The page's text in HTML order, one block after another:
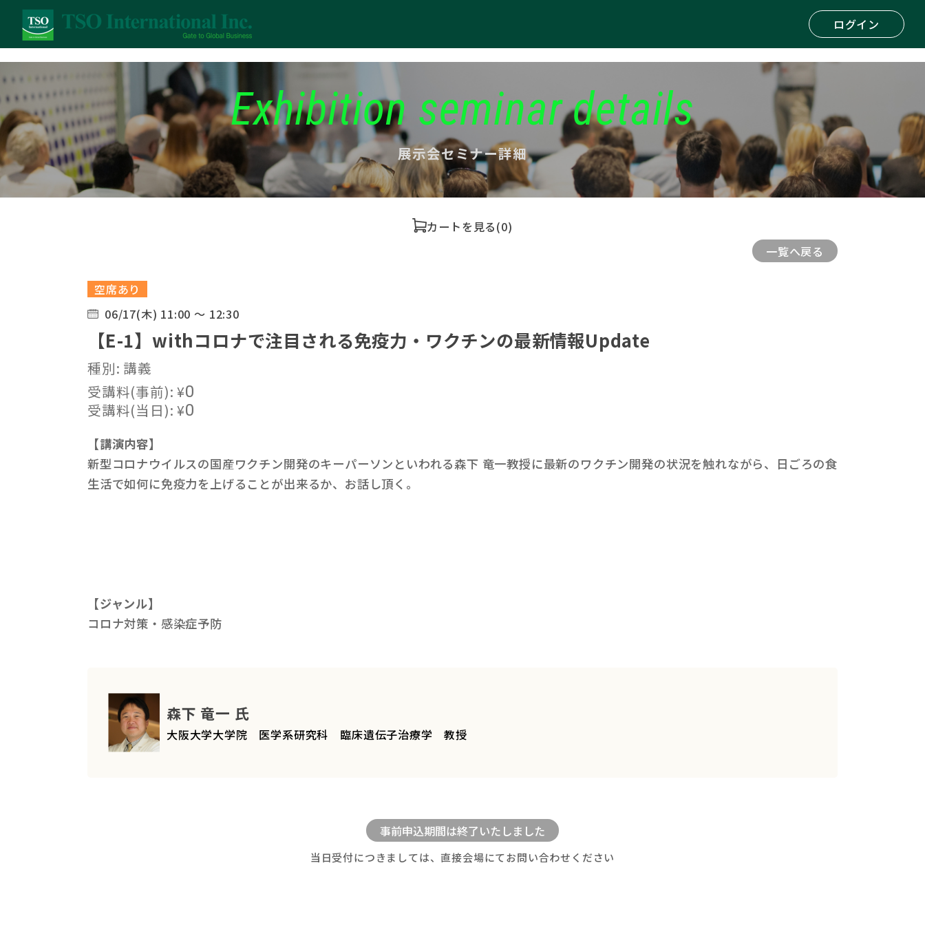
ログイン
Exhibition seminar details
展示会セミナー詳細
カートを見る(0)
一覧へ戻る
空席あり
06/17(木) 11:00 ～ 12:30
【E-1】withコロナで注目される免疫力・ワクチンの最新情報Update
種別: 講義
受講料(事前):¥0
受講料(当日):¥0
【講演内容】
新型コロナウイルスの国産ワクチン開発のキーパーソンといわれる森下 竜一教授に最新のワクチン開発の状況を触れながら、日ごろの食
生活で如何に免疫力を上げることが出来るか、お話し頂く。
【ジャンル】
コロナ対策・感染症予防
森下 竜一 氏
大阪大学大学院 医学系研究科 臨床遺伝子治療学 教授
当日受付につきましては、直接会場にてお問い合わせください